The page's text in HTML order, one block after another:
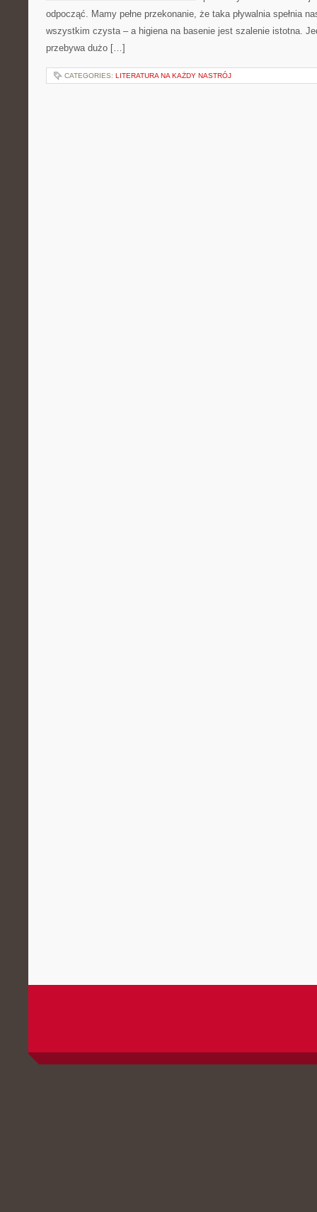
odpocząć. Mamy pełne przekonanie, że taka pływalnia spełnia
wszystkim czysta – a higiena na basenie jest szalenie istotna.
przebywa dużo […]
CATEGORIES: LITERATURA NA KAŻDY NASTRÓJ